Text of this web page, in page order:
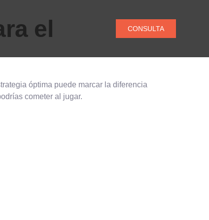
CONSULTA
el
óptima puede marcar la diferencia
cometer al jugar.